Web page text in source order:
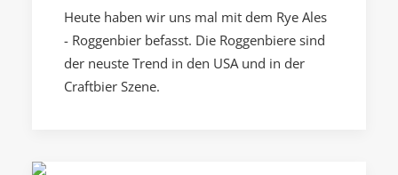
Heute haben wir uns mal mit dem Rye Ales
- Roggenbier befasst. Die Roggenbiere sind
der neuste Trend in den USA und in der
Craftbier Szene.